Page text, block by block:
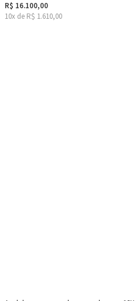
R$ 16.100,00
10x de R$ 1.610,00